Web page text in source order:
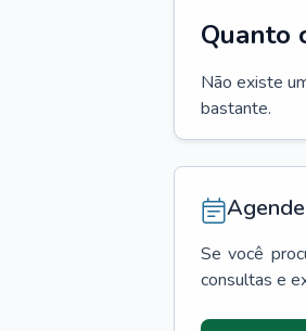
Quanto
Não existe
bastante.
Se você
consultas e